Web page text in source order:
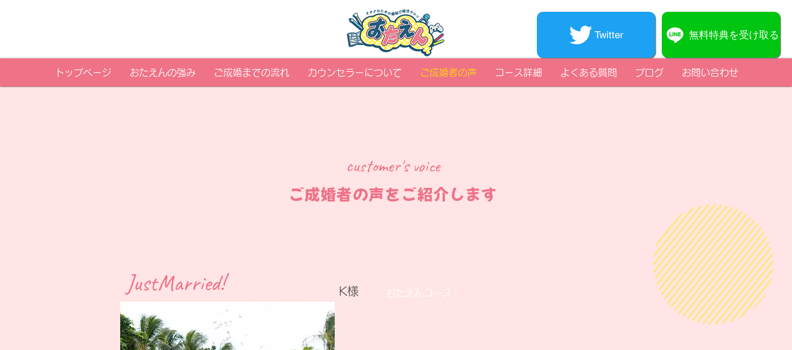
無料特典を受け取る
Twitter
トップページ おたえんの強み ご成婚までの流れ カウンセラーについて ご成婚者の声 コース詳細 よくある質問 ブログ お問い合わせ
customer's voice
​ご成婚者の声をご紹介します
​JustMarried! ​おたえんコース
K様